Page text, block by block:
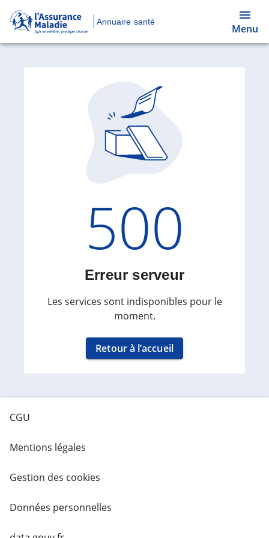
Annuaire santé
Menu
Code
500
Erreur serveur
Les services sont indisponibles pour le
moment.
Retour à l’accueil
CGU
Mentions légales
Gestion des cookies
Données personnelles